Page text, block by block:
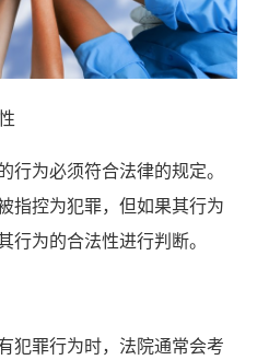
为必须符合法律的规定。
指控为犯罪，但如果其行为
为的合法性进行判断。
罪行为时，法院通常会考